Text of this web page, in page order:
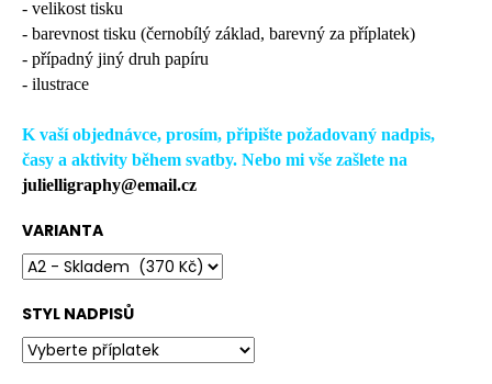
- velikost tisku
- barevnost tisku (černobílý základ, barevný za příplatek)
- případný jiný druh papíru
- ilustrace
K vaší objednávce, prosím, připište požadovaný nadpis,
časy a aktivity během svatby. Nebo mi vše zašlete na
julielligraphy@email.cz
VARIANTA
STYL NADPISŮ
e